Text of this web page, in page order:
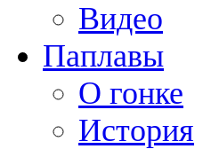
Видео
Паплавы
О гонке
История